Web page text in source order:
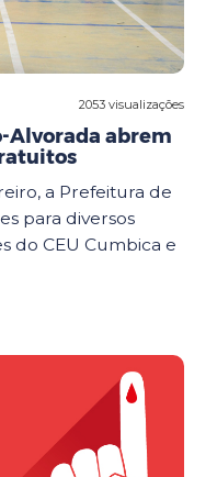
2053 visualizações
Alvorada abrem
a Prefeitura de
para diversos
do CEU Cumbica e